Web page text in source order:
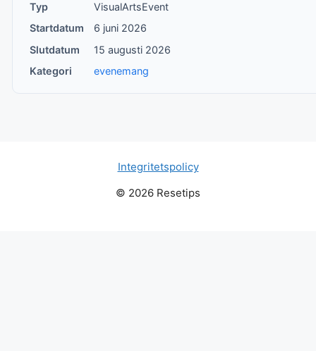
Typ
VisualArtsEvent
Startdatum
6 juni 2026
Slutdatum
15 augusti 2026
Kategori
evenemang
Integritetspolicy
© 2026 Resetips